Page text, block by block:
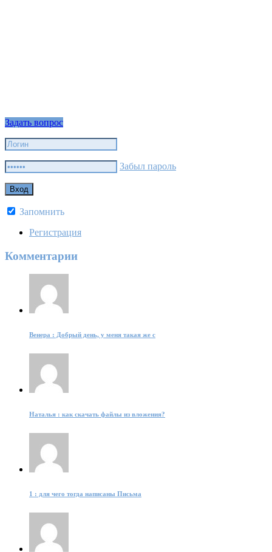
Задать вопрос
Забыл пароль
Запомнить
Регистрация
Комментарии
Венера : Добрый день, у меня такая же с
Наталья : как скачать файлы из вложения?
1 : для чего тогда написаны Письма